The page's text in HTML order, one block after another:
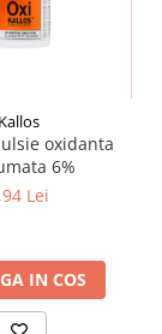
Kallos
oxidanta
6%
Lei
IN COS